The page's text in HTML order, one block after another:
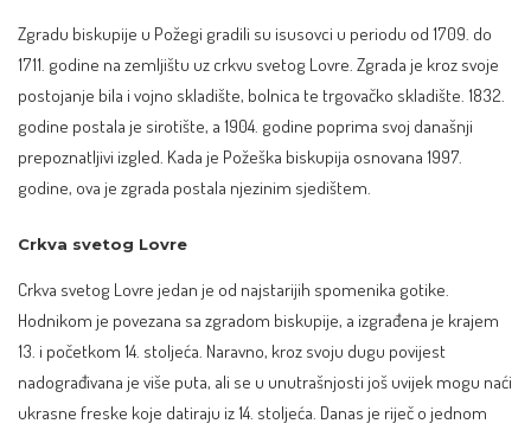
Zgradu biskupije u Požegi gradili su isusovci u periodu od 1709. do
1711. godine na zemljištu uz crkvu svetog Lovre. Zgrada je kroz svoje
postojanje bila i vojno skladište, bolnica te trgovačko skladište. 1832.
godine postala je sirotište, a 1904. godine poprima svoj današnji
prepoznatljivi izgled. Kada je Požeška biskupija osnovana 1997.
godine, ova je zgrada postala njezinim sjedištem.
Crkva svetog Lovre
Crkva svetog Lovre jedan je od najstarijih spomenika gotike.
Hodnikom je povezana sa zgradom biskupije, a izgrađena je krajem
13. i početkom 14. stoljeća. Naravno, kroz svoju dugu povijest
nadograđivana je više puta, ali se u unutrašnjosti još uvijek mogu naći
ukrasne freske koje datiraju iz 14. stoljeća. Danas je riječ o jednom